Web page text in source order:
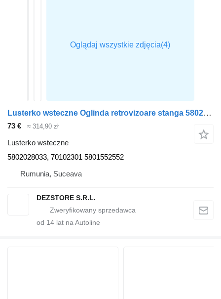
Lusterko wsteczne Oglinda retrovizoare stanga 5802028033 do ciągnika siodłowego IVECO DAILY
73 € ≈ 314,90 zł
Lusterko wsteczne
5802028033, 70102301 5801552552
Rumunia, Suceava
DEZSTORE S.R.L.
od 14 lat na Autoline